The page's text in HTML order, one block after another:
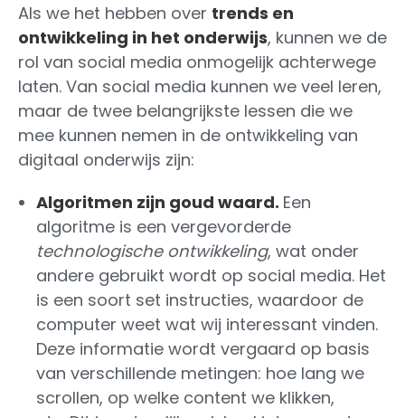
Als we het hebben over trends en
ontwikkeling in het onderwijs, kunnen we de
rol van social media onmogelijk achterwege
laten. Van social media kunnen we veel leren,
maar de twee belangrijkste lessen die we
mee kunnen nemen in de ontwikkeling van
digitaal onderwijs zijn:
Algoritmen zijn goud waard. Een
algoritme is een vergevorderde
technologische ontwikkeling, wat onder
andere gebruikt wordt op social media. Het
is een soort set instructies, waardoor de
computer weet wat wij interessant vinden.
Deze informatie wordt vergaard op basis
van verschillende metingen: hoe lang we
scrollen, op welke content we klikken,